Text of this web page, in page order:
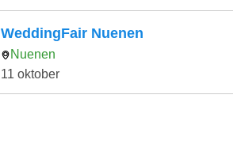
WeddingFair Nuenen
Nuenen
11 oktober